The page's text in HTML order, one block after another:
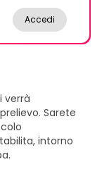
Accedi
verrà
Sarete
intorno